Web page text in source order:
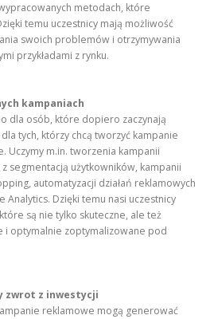
metodach, które
temu uczestnicy mają możliwość
swoich problemów i otrzymywania
przykładami z rynku.
kampaniach
dla osób, które dopiero zaczynają
tych, którzy chcą tworzyć kampanie
Uczymy m.in. tworzenia kampanii
segmentacją użytkowników, kampanii
automatyzacji działań reklamowych
Analytics. Dzięki temu nasi uczestnicy
są nie tylko skuteczne, ale też
i optymalnie zoptymalizowane pod
zwrot z inwestycji
reklamowe mogą generować